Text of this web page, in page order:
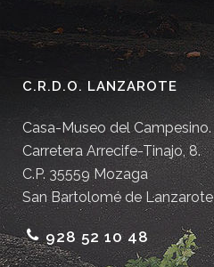
C.R.D.O. LANZAROTE
Casa-Museo del Campesino.
Carretera Arrecife-Tinajo, 8.
C.P. 35559 Mozaga
San Bartolomé de Lanzarote
928 52 10 48